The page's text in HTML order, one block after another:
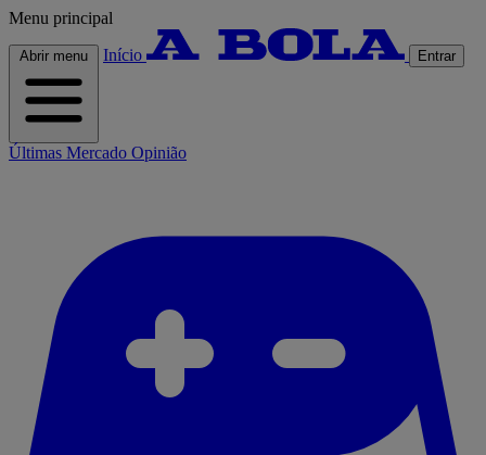
Menu principal
Abrir menu Início Entrar
Últimas Mercado Opinião